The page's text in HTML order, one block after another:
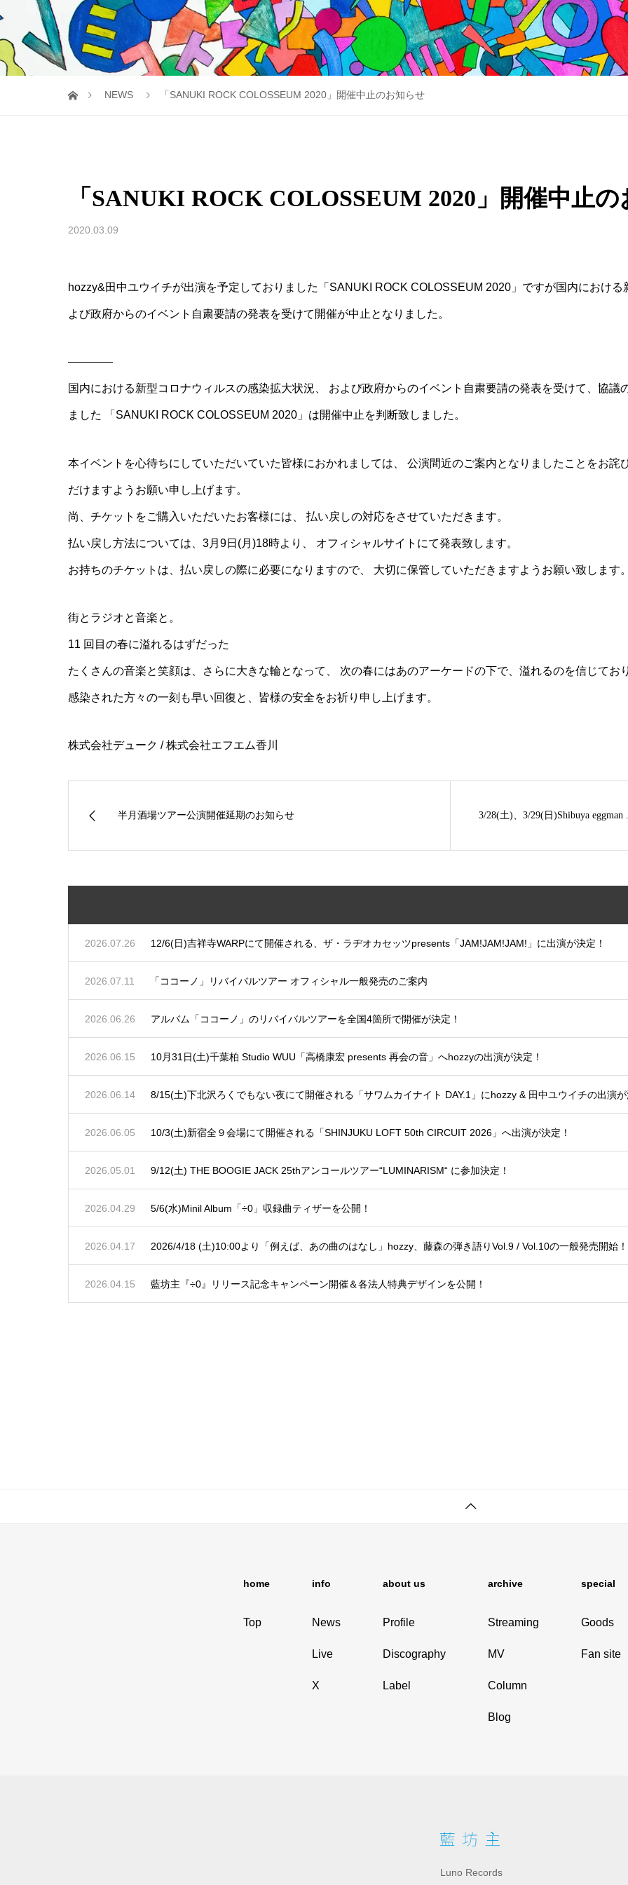
NEWS 「SANUKI ROCK COLOSSEUM 2020」開催中止のお知らせ
「SANUKI ROCK COLOSSEUM 2020」開催中止
2020.03.09
hozzy&田中ユウイチが出演を予定しておりました「SANUKI ROCK COLOSSEUM 2020」ですが国内におけ
よび政府からのイベント自粛要請の発表を受けて開催が中止となりました。
————
国内における新型コロナウィルスの感染拡大状況、 および政府からのイベント自粛要請の発表を受けて、協議
ました 「SANUKI ROCK COLOSSEUM 2020」は開催中止を判断致しました。
本イベントを心待ちにしていただいていた皆様におかれましては、 公演間近のご案内となりましたことをお詫
だけますようお願い申し上げます。
尚、チケットをご購入いただいたお客様には、 払い戻しの対応をさせていただきます。
払い戻し方法については、3月9日(月)18時より、 オフィシャルサイトにて発表致します。
お持ちのチケットは、払い戻しの際に必要になりますので、 大切に保管していただきますようお願い致します
街とラジオと音楽と。
11 回目の春に溢れるはずだった
たくさんの音楽と笑顔は、さらに大きな輪となって、 次の春にはあのアーケードの下で、溢れるのを信じてお
感染された方々の一刻も早い回復と、皆様の安全をお祈り申し上げます。
株式会社デューク / 株式会社エフエム香川
半月酒場ツアー公演開催延期のお知らせ 3/28(土)、3/29(日)Shibuya eggman
2026.07.26 12/6(日)吉祥寺WARPにて開催される、ザ・ラヂオカセッツpresents「JAM!JAM!JAM!」に出演が決定！
2026.07.11 「ココーノ」リバイバルツアー オフィシャル一般発売のご案内
2026.06.26 アルバム「ココーノ」のリバイバルツアーを全国4箇所で開催が決定！
2026.06.15 10月31日(土)千葉柏 Studio WUU「高橋康宏 presents 再会の音」へhozzyの出演が決定！
2026.06.14 8/15(土)下北沢ろくでもない夜にて開催される「サワムカイナイト DAY.1」にhozzy & 田中ユウイチの出演
2026.06.05 10/3(土)新宿全９会場にて開催される「SHINJUKU LOFT 50th CIRCUIT 2026」へ出演が決定！
2026.05.01 9/12(土) THE BOOGIE JACK 25thアンコールツアー“LUMINARISM“ に参加決定！
2026.04.29 5/6(水)Minil Album「÷0」収録曲ティザーを公開！
2026.04.17 2026/4/18 (土)10:00より「例えば、あの曲のはなし」hozzy、藤森の弾き語りVol.9 / Vol.10の一般発売開始！
2026.04.15 藍坊主『÷0』リリース記念キャンペーン開催＆各法人特典デザインを公開！
home
Top
info
News
Live
X
about us
Profile
Discography
Label
archive
Streaming
MV
Column
Blog
special
Goods
Fan site
Luno Records